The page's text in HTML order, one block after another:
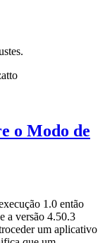
o Modo de
1.0 então
a versão 4.50.3
um aplicativo